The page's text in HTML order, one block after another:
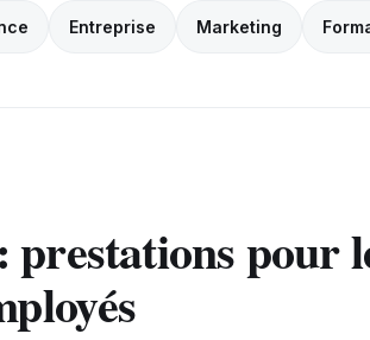
Entreprise Marketing
pour